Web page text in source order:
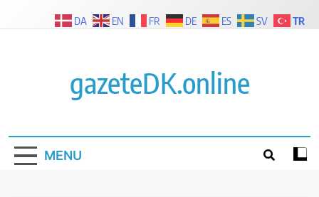
gazeteDK.online
MENU
DA EN FR DE ES SV TR